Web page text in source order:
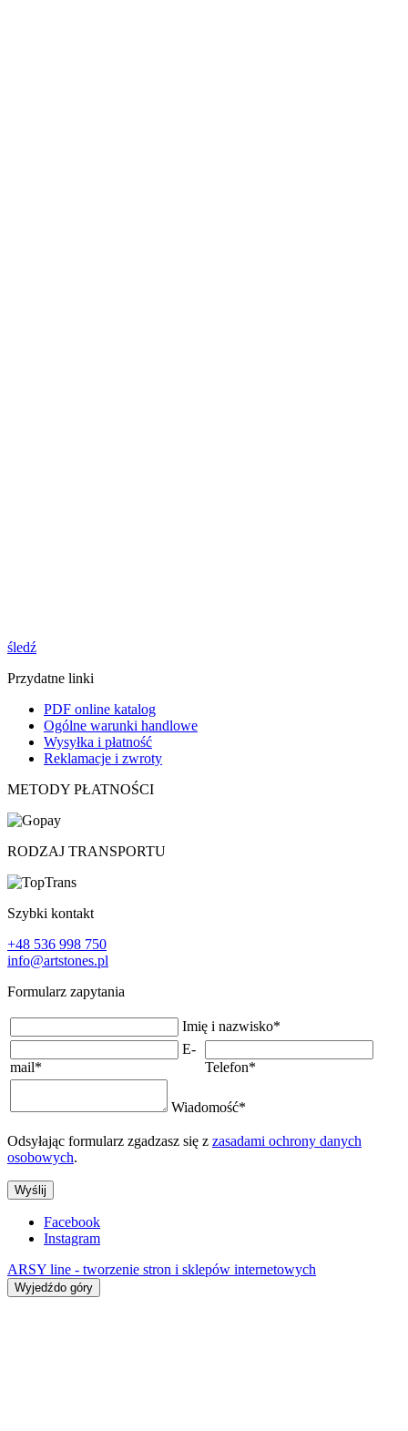
śledź
Przydatne linki
PDF online katalog
Ogólne warunki handlowe
Wysyłka i płatność
Reklamacje i zwroty
METODY PŁATNOŚCI
RODZAJ TRANSPORTU
Szybki kontakt
+48 536 998 750
info@artstones.pl
Formularz zapytania
Imię i nazwisko*
E-
mail* Telefon*
Wiadomość*
Odsyłając formularz zgadzasz się z zasadami ochrony danych
osobowych.
Wyślij
Facebook
Instagram
ARSY line - tworzenie stron i sklepów internetowych
Wyjedźdo góry